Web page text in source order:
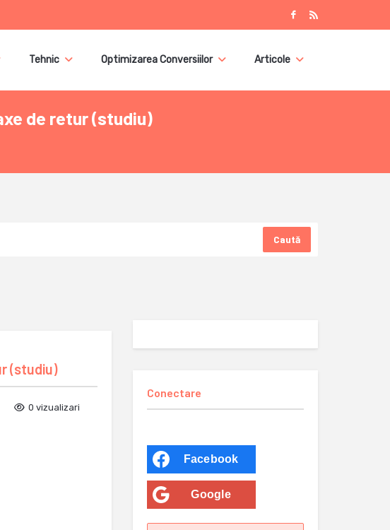
Tehnic Optimizarea Conversiilor Articole
de retur (studiu)
Caută
(studiu)
0 vizualizari
Conectare
Facebook
Google